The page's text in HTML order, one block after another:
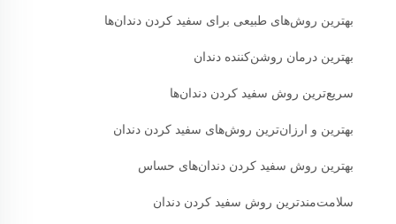
بهترین روش‌های طبیعی برای سفید کردن دندان‌ها
بهترین درمان روشن‌کننده دندان
سریع‌ترین روش سفید کردن دندان‌ها
بهترین و ارزان‌ترین روش‌های سفید کردن دندان
بهترین روش سفید کردن دندان‌های حساس
سلامت‌مندترین روش سفید کردن دندان